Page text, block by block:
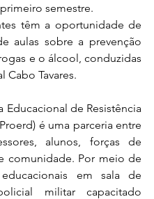
semestre.
têm a oportunidade de
aulas sobre a prevenção
e o álcool, conduzidas
Cabo Tavares.
Educacional de Resistência
é uma parceria entre
alunos, forças de
comunidade. Por meio de
educacionais em sala de
militar capacitado